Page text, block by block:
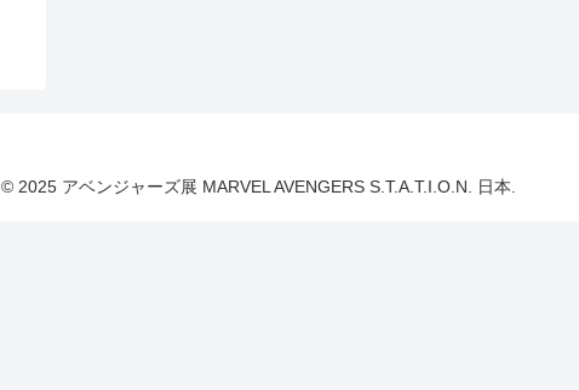
© 2025 アベンジャーズ展 MARVEL AVENGERS S.T.A.T.I.O.N. 日本.